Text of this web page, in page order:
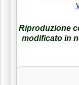
Riproduzione
modificato in